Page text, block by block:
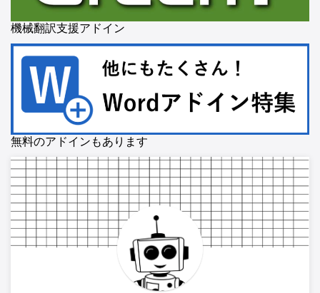
機械翻訳支援アドイン
無料のアドインもあります